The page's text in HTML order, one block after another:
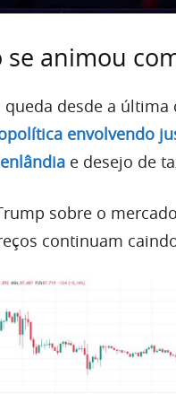
animou
desde a
envolvendo
e desejo de
sobre o
continuam